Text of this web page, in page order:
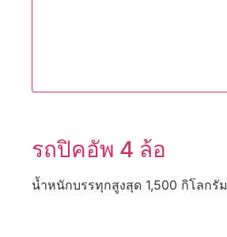
รถปิคอัพ 4 ล้อ
น้ำหนักบรรทุกสูงสุด 1,500 กิโลกรัม